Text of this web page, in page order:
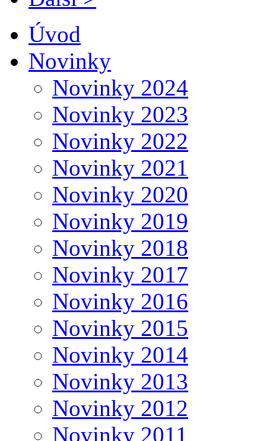
Úvod
Novinky
Novinky 2024
Novinky 2023
Novinky 2022
Novinky 2021
Novinky 2020
Novinky 2019
Novinky 2018
Novinky 2017
Novinky 2016
Novinky 2015
Novinky 2014
Novinky 2013
Novinky 2012
Novinky 2011